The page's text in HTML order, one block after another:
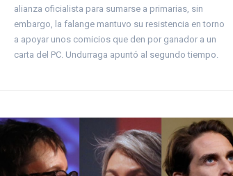
alianza oficialista para sumarse a primarias, sin
embargo, la falange mantuvo su resistencia en torno
a apoyar unos comicios que den por ganador a un
carta del PC. Undurraga apuntó al segundo tiempo.